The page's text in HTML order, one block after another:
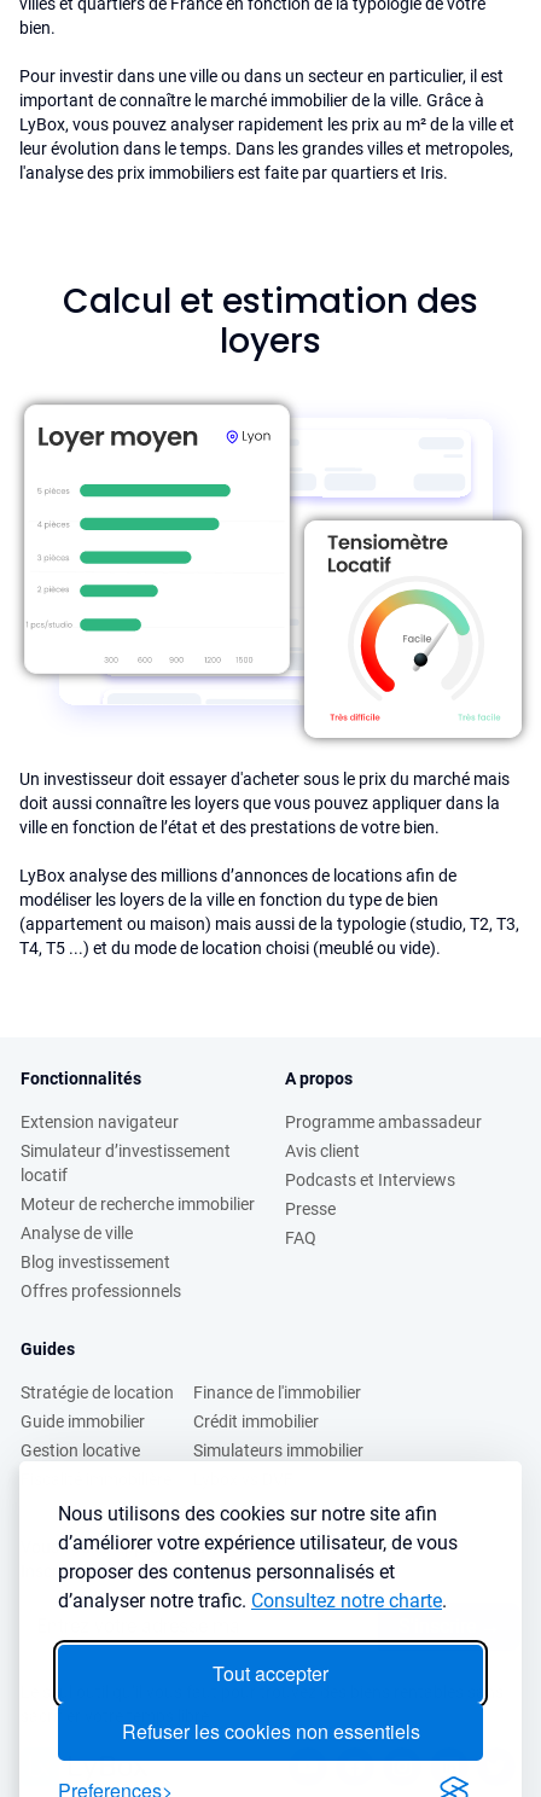
Nous utilisons des cookies sur notre site afin
d’améliorer votre expérience utilisateur, de vous
proposer des contenus personnalisés et
d’analyser notre trafic. Consultez notre charte.
Tout accepter
Refuser les cookies non essentiels
Preferences
bien.
Pour investir dans une ville ou dans un secteur en particulier, il est
important de connaître le marché immobilier de la ville. Grâce à
LyBox, vous pouvez analyser rapidement les prix au m² de la ville et
leur évolution dans le temps. Dans les grandes villes et metropoles,
l'analyse des prix immobiliers est faite par quartiers et Iris.
Calcul et estimation des
loyers
Un investisseur doit essayer d'acheter sous le prix du marché mais
doit aussi connaître les loyers que vous pouvez appliquer dans la
ville en fonction de l’état et des prestations de votre bien.
LyBox analyse des millions d’annonces de locations afin de
modéliser les loyers de la ville en fonction du type de bien
(appartement ou maison) mais aussi de la typologie (studio, T2, T3,
T4, T5 ...) et du mode de location choisi (meublé ou vide).
Fonctionnalités
Extension navigateur
Simulateur d’investissement
locatif
Moteur de recherche immobilier
Analyse de ville
Blog investissement
Offres professionnels
A propos
Programme ambassadeur
Avis client
Podcasts et Interviews
Presse
FAQ
Guides
Stratégie de location
Guide immobilier
Gestion locative
Finance de l'immobilier
Crédit immobilier
Simulateurs immobilier
Vous voulez apprendre à investir dans l’immobilier ?
Inscrivez vous à notre newsletter gratuite :